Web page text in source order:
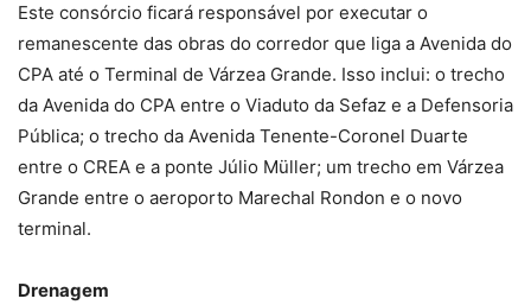
Este consórcio ficará responsável por executar o
remanescente das obras do corredor que liga a Avenida do
CPA até o Terminal de Várzea Grande. Isso inclui: o trecho
da Avenida do CPA entre o Viaduto da Sefaz e a Defensoria
Pública; o trecho da Avenida Tenente-Coronel Duarte
entre o CREA e a ponte Júlio Müller; um trecho em Várzea
Grande entre o aeroporto Marechal Rondon e o novo
terminal.
Drenagem